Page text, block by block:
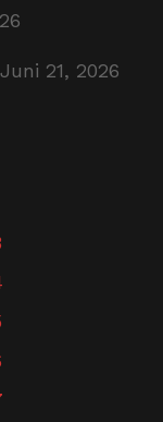
Juni 21, 2026